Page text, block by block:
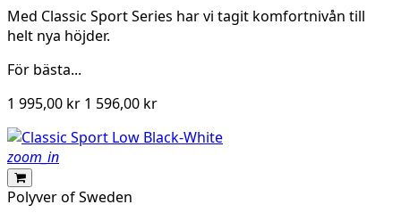
Med Classic Sport Series har vi tagit komfortnivån till
helt nya höjder.
För bästa...
1 995,00 kr 1 596,00 kr
zoom_in
Polyver of Sweden